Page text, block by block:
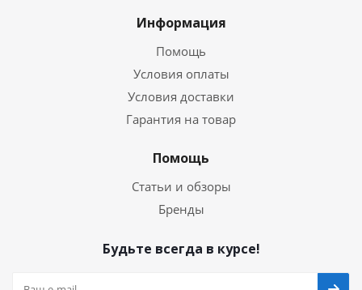
Информация
Помощь
Условия оплаты
Условия доставки
Гарантия на товар
Помощь
Статьи и обзоры
Бренды
Будьте всегда в курсе!